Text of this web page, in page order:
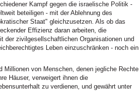
Kampf gegen die israelische Politik -
beteiligen - mit der Ablehnung des
Staat" gleichzusetzen. Als ob das
Effizienz daran arbeiten, die
der zivilgesellschaftlichen Organisationen und
Leben einzuschränken - noch ein
von Menschen, denen jegliche Rechte
Häuser, verweigert ihnen die
zu verdienen, und gewährt unter